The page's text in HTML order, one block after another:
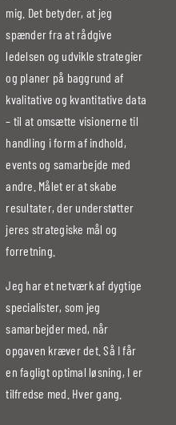
mig. Det betyder, at jeg
spænder fra at rådgive
ledelsen og udvikle strategier
og planer på baggrund af
kvalitative og kvantitative data
– til at omsætte visionerne til
handling i form af indhold,
events og samarbejde med
andre. Målet er at skabe
resultater, der understøtter
jeres strategiske mål og
forretning.
Jeg har et netværk af dygtige
specialister, som jeg
samarbejder med, når
opgaven kræver det. Så I får
en fagligt optimal løsning, I er
tilfredse med. Hver gang.